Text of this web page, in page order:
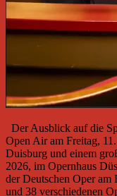
Der Ausblick auf die
Open Air am Freitag,
Duisburg und einem
2026, im Opernhaus
der Deutschen Oper am
und 38 verschiedenen